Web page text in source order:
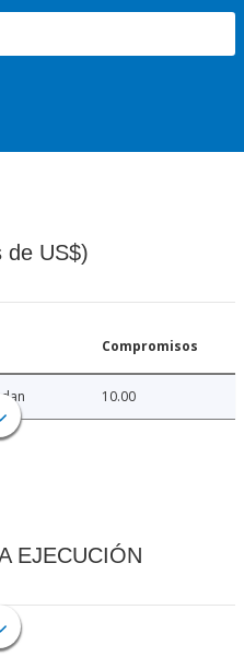
de US$)
Compromisos
10.00
EJECUCIÓN